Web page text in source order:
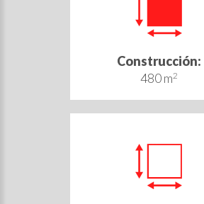
Construcción:
480 m2